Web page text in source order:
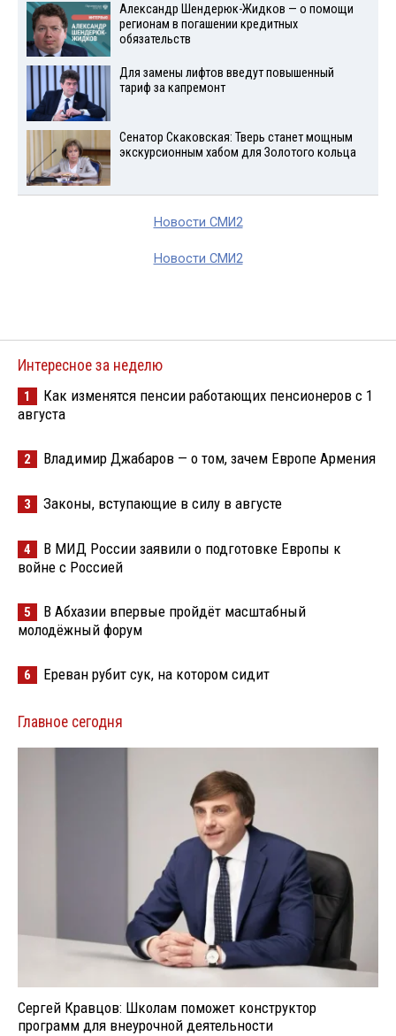
Александр Шендерюк-Жидков — о помощи
регионам в погашении кредитных
обязательств
Для замены лифтов введут повышенный
тариф за капремонт
Сенатор Скаковская: Тверь станет мощным
экскурсионным хабом для Золотого кольца
Новости СМИ2
Новости СМИ2
Интересное за неделю
1
Как изменятся пенсии работающих пенсионеров с 1
августа
2 Владимир Джабаров — о том, зачем Европе Армения
3 Законы, вступающие в силу в августе
4
В МИД России заявили о подготовке Европы к
войне с Россией
5
В Абхазии впервые пройдёт масштабный
молодёжный форум
6 Ереван рубит сук, на котором сидит
Главное сегодня
Сергей Кравцов: Школам поможет конструктор
программ для внеурочной деятельности